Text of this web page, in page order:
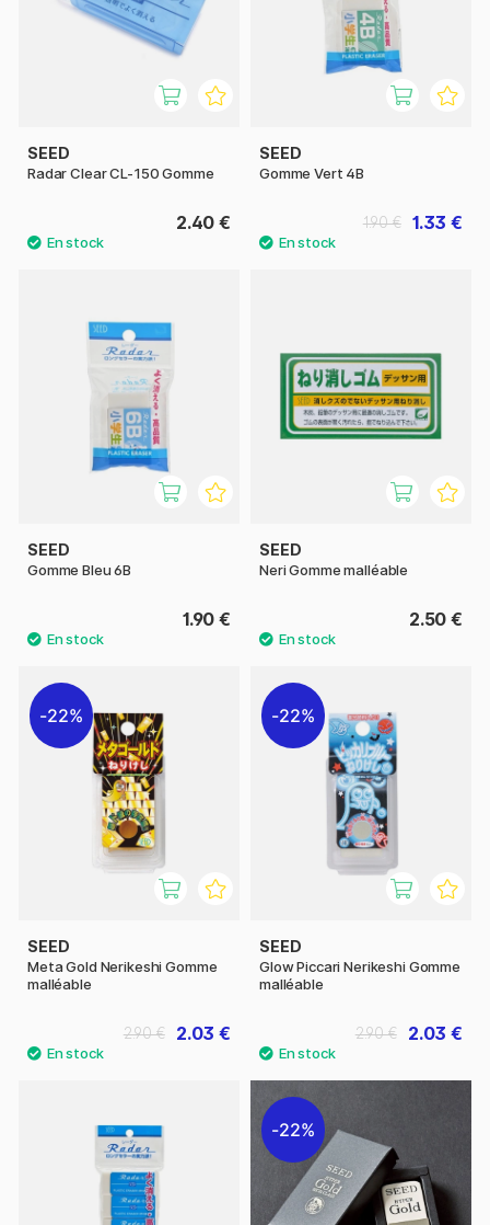
SEED
Radar Clear CL-150 Gomme
2.40 €
SEED
Gomme Vert 4B
1.33 €
1.90 €
SEED
Gomme Bleu 6B
1.90 €
SEED
Neri Gomme malléable
2.50 €
22%
SEED
Meta Gold Nerikeshi Gomme
malléable
2.03 €
2.90 €
22%
SEED
Glow Piccari Nerikeshi Gomme
malléable
2.03 €
2.90 €
22%